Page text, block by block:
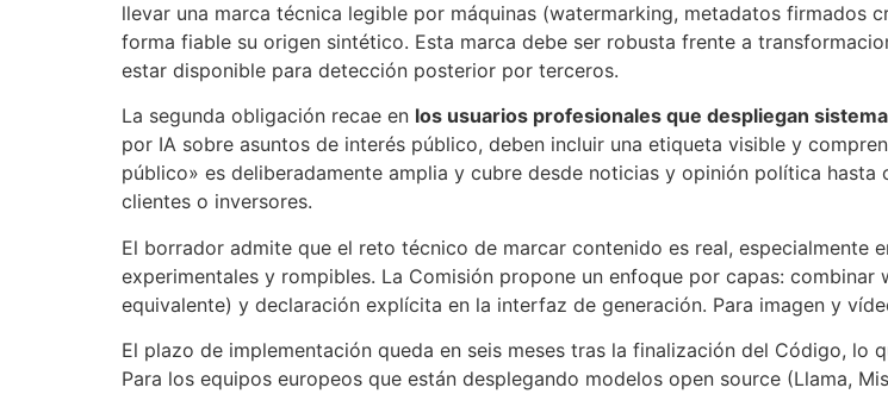
llevar una marca técnica legible por máquinas (watermarking, metadatos
forma fiable su origen sintético. Esta marca debe ser robusta frente a
estar disponible para detección posterior por terceros.
La segunda obligación recae en los usuarios profesionales que despliegan
por IA sobre asuntos de interés público, deben incluir una etiqueta visible y
público» es deliberadamente amplia y cubre desde noticias y opinión política
clientes o inversores.
El borrador admite que el reto técnico de marcar contenido es real, especialmente
experimentales y rompibles. La Comisión propone un enfoque por capas:
equivalente) y declaración explícita en la interfaz de generación. Para imagen y
El plazo de implementación queda en seis meses tras la finalización del Código,
Para los equipos europeos que están desplegando modelos open source (Llama,